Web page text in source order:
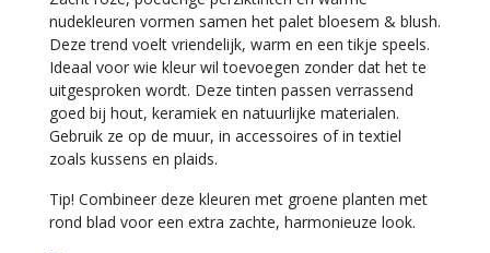
nudekleuren vormen samen het palet bloesem & blush.
Deze trend voelt vriendelijk, warm en een tikje speels.
Ideaal voor wie kleur wil toevoegen zonder dat het te
uitgesproken wordt. Deze tinten passen verrassend
goed bij hout, keramiek en natuurlijke materialen.
Gebruik ze op de muur, in accessoires of in textiel
zoals kussens en plaids.
Tip! Combineer deze kleuren met groene planten met
rond blad voor een extra zachte, harmonieuze look.